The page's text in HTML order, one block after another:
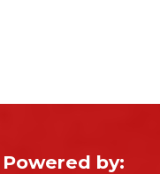
Powered by: